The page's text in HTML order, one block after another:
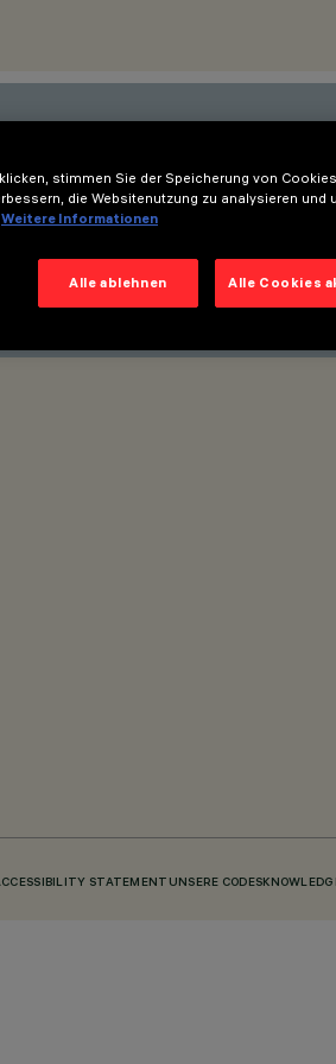
auf dem
Messen und
STATEMENT UNSERE CODES
stimmen Sie der Speicherung von
die Websitenutzung zu analysieren und
Weitere Informationen
Alle ablehnen Alle Cookies